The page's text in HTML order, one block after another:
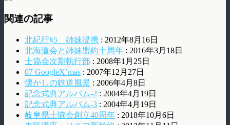
関連の記事
北紀行§5 姉妹提携 : 2012年8月16日
北海道会と姉妹盟約十周年 : 2016年3月18日
士協会次期執行部 : 2008年1月25日
07 GoogleX’mas : 2007年12月27日
懐かしの鉄道風景 : 2006年4月8日
記念式典アルバム-2 : 2004年4月19日
記念式典アルバム-3 : 2004年4月19日
岐阜県士協会創立40周年 : 2018年10月6日